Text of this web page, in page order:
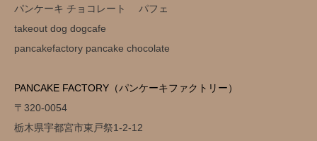
パンケーキ チョコレート パフェ
takeout dog dogcafe
pancakefactory pancake chocolate
PANCAKE FACTORY（パンケーキファクトリー）
〒320-0054
栃木県宇都宮市東戸祭1-2-12